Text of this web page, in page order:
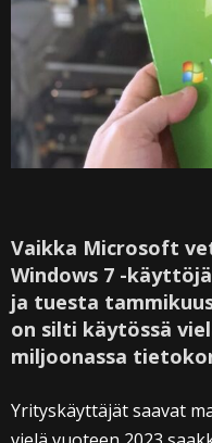
Vaikka Microsoft
Windows 7 -
ja tuesta
on silti käytössä
miljoonassa
Yrityskäyttäjät saavat